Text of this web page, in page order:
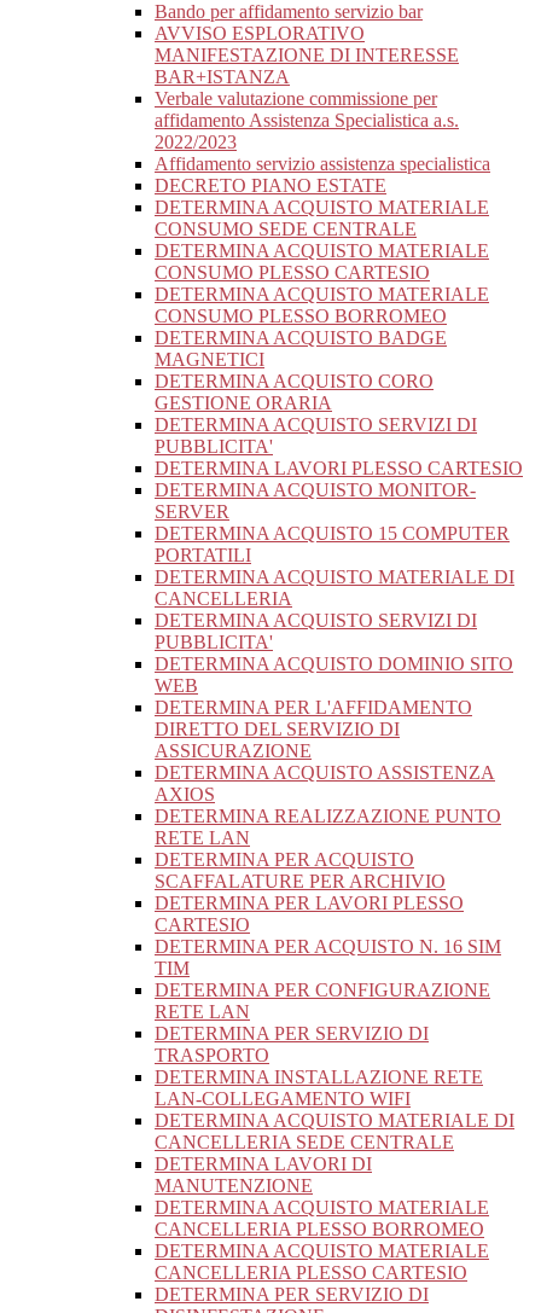
Bando per affidamento servizio bar
AVVISO ESPLORATIVO
MANIFESTAZIONE DI INTERESSE
BAR+ISTANZA
Verbale valutazione commissione per
affidamento Assistenza Specialistica a.s.
2022/2023
Affidamento servizio assistenza specialistica
DECRETO PIANO ESTATE
DETERMINA ACQUISTO MATERIALE
CONSUMO SEDE CENTRALE
DETERMINA ACQUISTO MATERIALE
CONSUMO PLESSO CARTESIO
DETERMINA ACQUISTO MATERIALE
CONSUMO PLESSO BORROMEO
DETERMINA ACQUISTO BADGE
MAGNETICI
DETERMINA ACQUISTO CORO
GESTIONE ORARIA
DETERMINA ACQUISTO SERVIZI DI
PUBBLICITA'
DETERMINA LAVORI PLESSO CARTESIO
DETERMINA ACQUISTO MONITOR-
SERVER
DETERMINA ACQUISTO 15 COMPUTER
PORTATILI
DETERMINA ACQUISTO MATERIALE DI
CANCELLERIA
DETERMINA ACQUISTO SERVIZI DI
PUBBLICITA'
DETERMINA ACQUISTO DOMINIO SITO
WEB
DETERMINA PER L'AFFIDAMENTO
DIRETTO DEL SERVIZIO DI
ASSICURAZIONE
DETERMINA ACQUISTO ASSISTENZA
AXIOS
DETERMINA REALIZZAZIONE PUNTO
RETE LAN
DETERMINA PER ACQUISTO
SCAFFALATURE PER ARCHIVIO
DETERMINA PER LAVORI PLESSO
CARTESIO
DETERMINA PER ACQUISTO N. 16 SIM
TIM
DETERMINA PER CONFIGURAZIONE
RETE LAN
DETERMINA PER SERVIZIO DI
TRASPORTO
DETERMINA INSTALLAZIONE RETE
LAN-COLLEGAMENTO WIFI
DETERMINA ACQUISTO MATERIALE DI
CANCELLERIA SEDE CENTRALE
DETERMINA LAVORI DI
MANUTENZIONE
DETERMINA ACQUISTO MATERIALE
CANCELLERIA PLESSO BORROMEO
DETERMINA ACQUISTO MATERIALE
CANCELLERIA PLESSO CARTESIO
DETERMINA PER SERVIZIO DI